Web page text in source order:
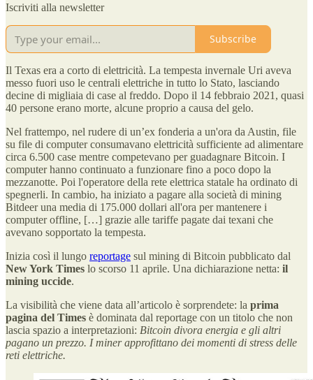
Iscriviti alla newsletter
Subscribe
Il Texas era a corto di elettricità. La tempesta invernale Uri aveva
messo fuori uso le centrali elettriche in tutto lo Stato, lasciando
decine di migliaia di case al freddo. Dopo il 14 febbraio 2021, quasi
40 persone erano morte, alcune proprio a causa del gelo.
Nel frattempo, nel rudere di un’ex fonderia a un'ora da Austin, file
su file di computer consumavano elettricità sufficiente ad alimentare
circa 6.500 case mentre competevano per guadagnare Bitcoin. I
computer hanno continuato a funzionare fino a poco dopo la
mezzanotte. Poi l'operatore della rete elettrica statale ha ordinato di
spegnerli. In cambio, ha iniziato a pagare alla società di mining
Bitdeer una media di 175.000 dollari all'ora per mantenere i
computer offline, […] grazie alle tariffe pagate dai texani che
avevano sopportato la tempesta.
Inizia così il lungo reportage sul mining di Bitcoin pubblicato dal
New York Times lo scorso 11 aprile. Una dichiarazione netta: il
mining uccide.
La visibilità che viene data all’articolo è sorprendete: la prima
pagina del Times è dominata dal reportage con un titolo che non
lascia spazio a interpretazioni: Bitcoin divora energia e gli altri
pagano un prezzo. I miner approfittano dei momenti di stress delle
reti elettriche.